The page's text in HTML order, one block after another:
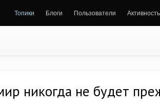
Топики Блоги Пользователи Активность
никогда не будет